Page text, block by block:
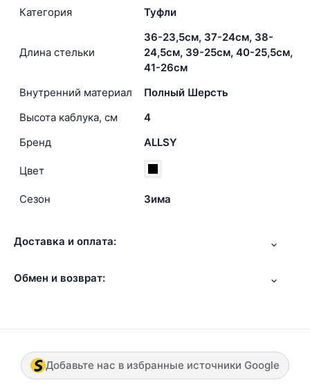
Категория
Туфли
Длина стельки
36-23,5см, 37-24см, 38-
24,5см, 39-25см, 40-25,5см,
41-26см
Внутренний материал
Полный Шерсть
Высота каблука, см
4
Бренд
ALLSY
Цвет
Сезон Зима
Доставка и оплата:
Обмен и возврат:
Добавьте нас в избранные источники Google